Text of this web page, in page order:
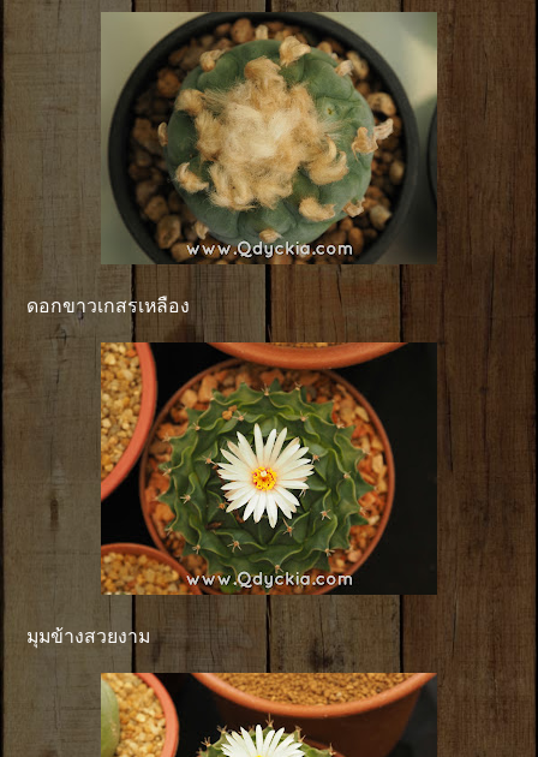
ดอกขาวเกสรเหลือง
มุมข้างสวยงาม